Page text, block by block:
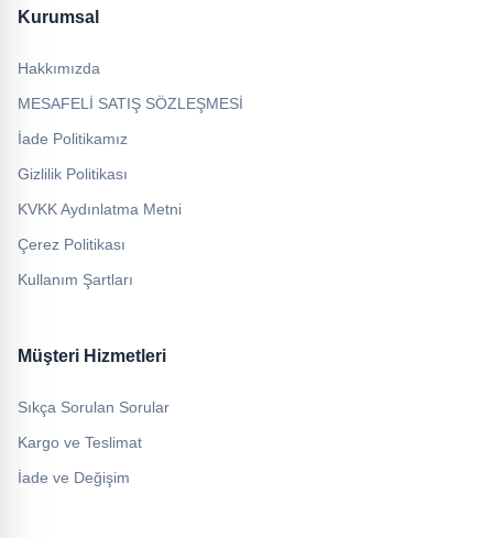
Kurumsal
Hakkımızda
MESAFELİ SATIŞ SÖZLEŞMESİ
İade Politikamız
Gizlilik Politikası
KVKK Aydınlatma Metni
Çerez Politikası
Kullanım Şartları
Müşteri Hizmetleri
Sıkça Sorulan Sorular
Kargo ve Teslimat
İade ve Değişim